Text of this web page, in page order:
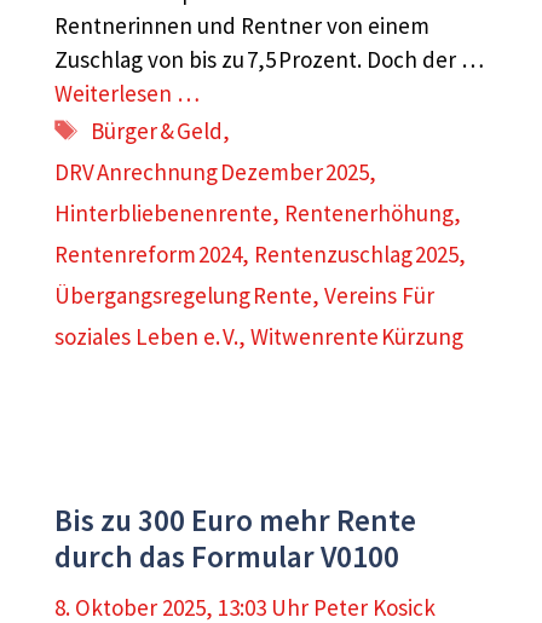
Rentnerinnen und Rentner von einem
Zuschlag von bis zu 7,5 Prozent. Doch der …
Weiterlesen …
Schlagwörter
Bürger & Geld,
DRV Anrechnung Dezember 2025,
Hinterbliebenenrente, Rentenerhöhung,
Rentenreform 2024, Rentenzuschlag 2025,
Übergangsregelung Rente, Vereins Für
soziales Leben e. V., Witwenrente Kürzung
Bis zu 300 Euro mehr Rente
durch das Formular V0100
8. Oktober 2025, 13:03 Uhr Peter Kosick